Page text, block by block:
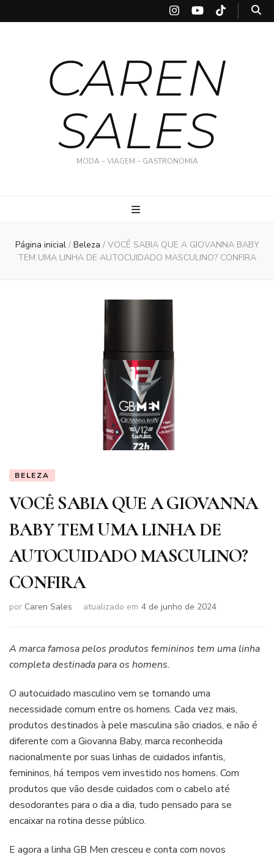
CAREN
SALES
MODA – VIAGEM – GASTRONOMIA
Página inicial / Beleza / VOCÊ SABIA QUE A GIOVANNA BABY
TEM UMA LINHA DE AUTOCUIDADO MASCULINO? CONFIRA
BELEZA
VOCÊ SABIA QUE A GIOVANNA
BABY TEM UMA LINHA DE
AUTOCUIDADO MASCULINO?
CONFIRA
por Caren Sales atualizado em 4 de junho de 2024
A marca famosa pelos produtos femininos tem uma linha
completa destinada para os homens.
O autocuidado masculino vem se tornando uma
necessidade comum entre os homens. Cada vez mais,
produtos destinados à pele masculina são criados, e não é
diferente com a Giovanna Baby, marca reconhecida
nacionalmente por suas linhas de cuidados infantis,
femininos, há tempos vem investido nos homens. Com
produtos que vão desde cuidados com o cabelo até
desodorantes para o dia a dia, tudo pensado para se
encaixar na rotina desse público.
E agora a linha GB Men cresceu e conta com novos